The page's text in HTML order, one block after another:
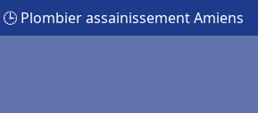
🕒 Plombier assainissement Amiens